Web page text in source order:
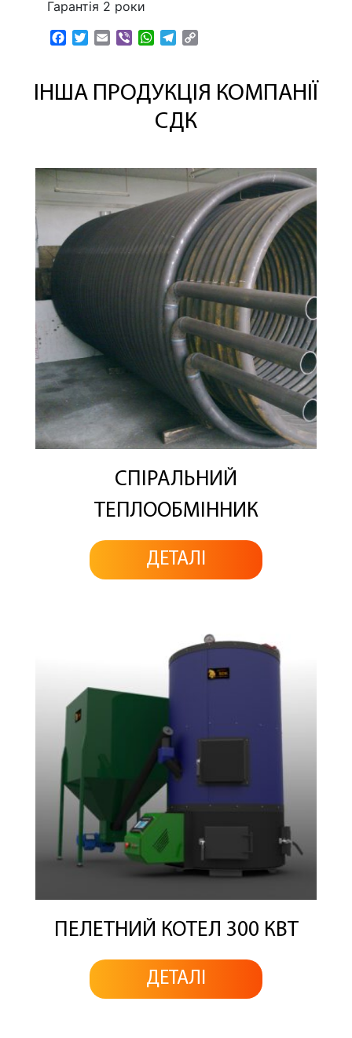
Гарантія 2 роки
Facebook
TwitterEmailViberWhatsApp
Telegram
ІНША ПРОДУКЦІЯ КОМПАНІЇ
СДК
СПІРАЛЬНИЙ
ТЕПЛООБМІННИК
ДЕТАЛІ
ПЕЛЕТНИЙ КОТЕЛ 300 КВТ
ДЕТАЛІ